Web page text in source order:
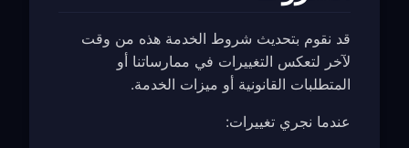
قد نقوم بتحديث شروط الخدمة هذه من وقت
لآخر لتعكس التغييرات في ممارساتنا أو
المتطلبات القانونية أو ميزات الخدمة.
عندما نجري تغييرات: